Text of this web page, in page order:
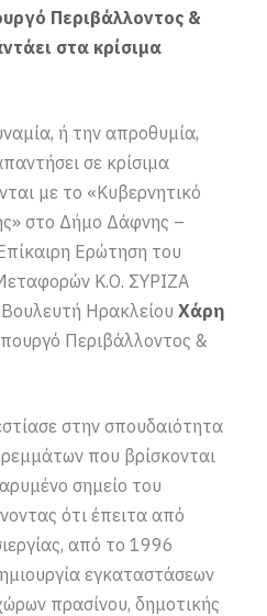
Περιβάλλοντος &
στα κρίσιμα
ή την απροθυμία,
σε κρίσιμα
με το «Κυβερνητικό
στο Δήμο Δάφνης –
Ερώτηση του
Κ.Ο. ΣΥΡΙΖΑ
ΗρακλείουΧάρη
Περιβάλλοντος &
στην σπουδαιότητα
που βρίσκονται
σημείο του
ότι έπειτα από
από το 1996
εγκαταστάσεων
πρασίνου, δημοτικής